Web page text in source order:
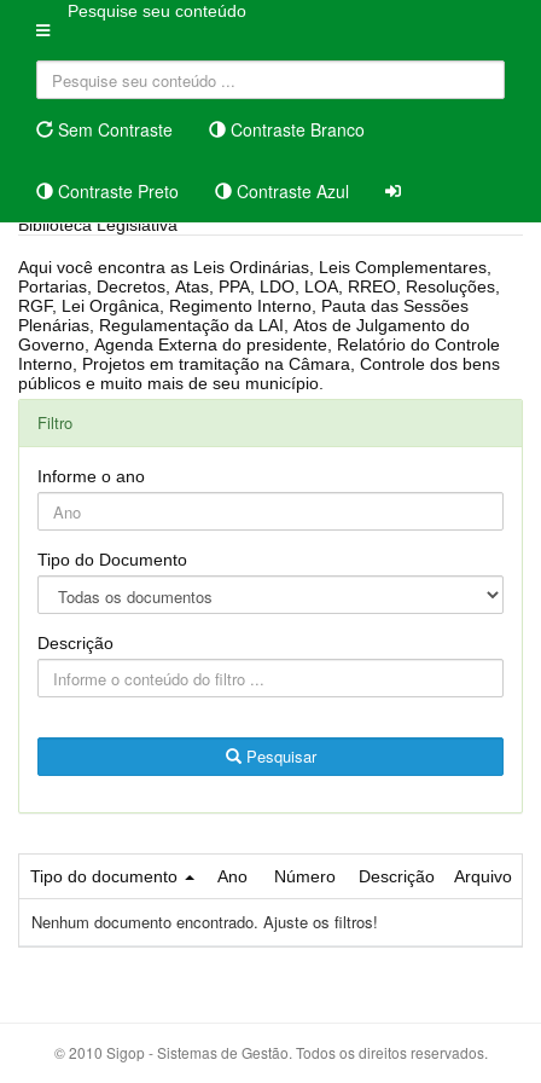
Pesquise seu conteúdo
Sem Contraste Contraste Branco
Contraste Preto Contraste Azul
Biblioteca Legislativa
Aqui você encontra as Leis Ordinárias, Leis Complementares,
Portarias, Decretos, Atas, PPA, LDO, LOA, RREO, Resoluções,
RGF, Lei Orgânica, Regimento Interno, Pauta das Sessões
Plenárias, Regulamentação da LAI, Atos de Julgamento do
Governo, Agenda Externa do presidente, Relatório do Controle
Interno, Projetos em tramitação na Câmara, Controle dos bens
públicos e muito mais de seu município.
Filtro
Informe o ano
Tipo do Documento
Descrição
Pesquisar
Tipo do documento Ano Número Descrição Arquivo
Nenhum documento encontrado. Ajuste os filtros!
© 2010 Sigop - Sistemas de Gestão. Todos os direitos reservados.